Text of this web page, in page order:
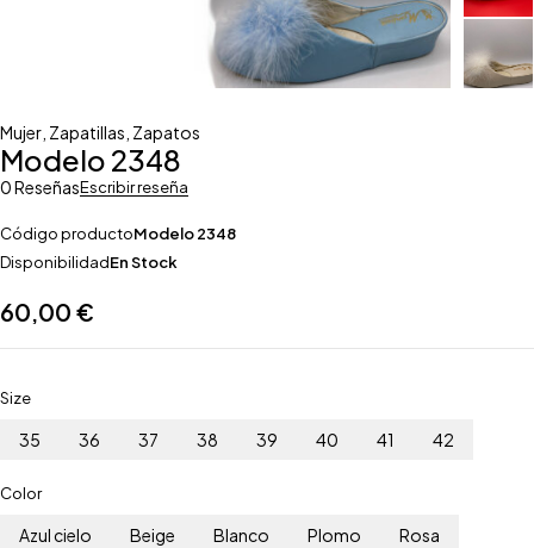
Mujer Zapatillas Zapatos
Modelo 2348
0 ReseñasEscribir reseña
Código productoModelo 2348
DisponibilidadEn Stock
60,00 €
Size
35 36 37 38 39 40 41 42
Color
Azul cielo Beige Blanco Plomo Rosa